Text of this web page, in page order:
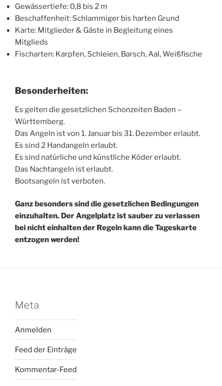
Gewässertiefe: 0,8 bis 2 m
Beschaffenheit: Schlammiger bis harten Grund
Karte: Mitglieder & Gäste in Begleitung eines
Mitglieds
Fischarten: Karpfen, Schleien, Barsch, Aal, Weißfische
Besonderheiten:
Es gelten die gesetzlichen Schonzeiten Baden –
Württemberg.
Das Angeln ist von 1. Januar bis 31. Dezember erlaubt.
Es sind 2 Handangeln erlaubt.
Es sind natürliche und künstliche Köder erlaubt.
Das Nachtangeln ist erlaubt.
Bootsangeln ist verboten.
Ganz besonders sind die gesetzlichen Bedingungen
einzuhalten. Der Angelplatz ist sauber zu verlassen
bei nicht einhalten der Regeln kann die Tageskarte
entzogen werden!
Meta
Anmelden
Feed der Einträge
Kommentar-Feed